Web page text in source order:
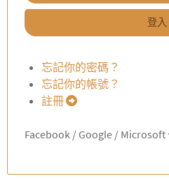
登入
忘記你的密碼？
忘記你的帳號？
註冊
Facebook / Google /